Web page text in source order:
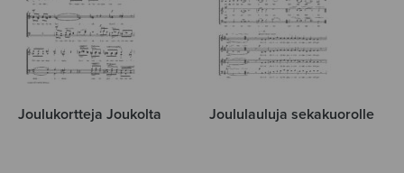
Joulukortteja Joukolta Joululauluja sekakuorolle